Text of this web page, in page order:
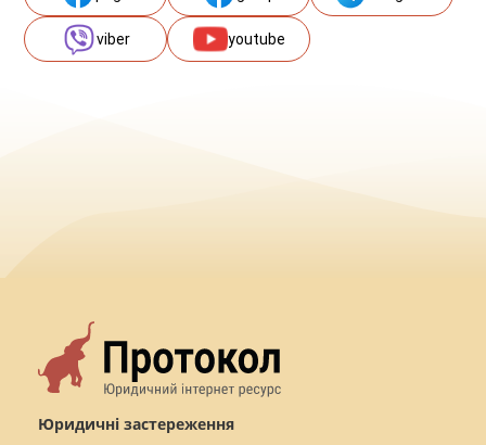
viber youtube
Юридичні застереження